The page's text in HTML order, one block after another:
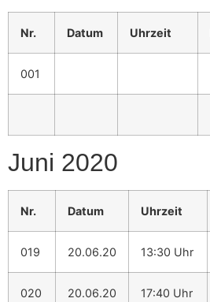
Nr. Datum Uhrzeit
001
Juni 2020
Nr. Datum Uhrzeit
019 20.06.20 13:30 Uhr
020 20.06.20 17:40 Uhr